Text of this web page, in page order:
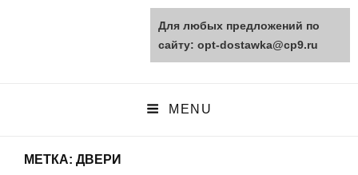
opt-dostawka.ru
MENU
МЕТКА: ДВЕРИ
Для любых предложений по
сайту: opt-dostawka@cp9.ru